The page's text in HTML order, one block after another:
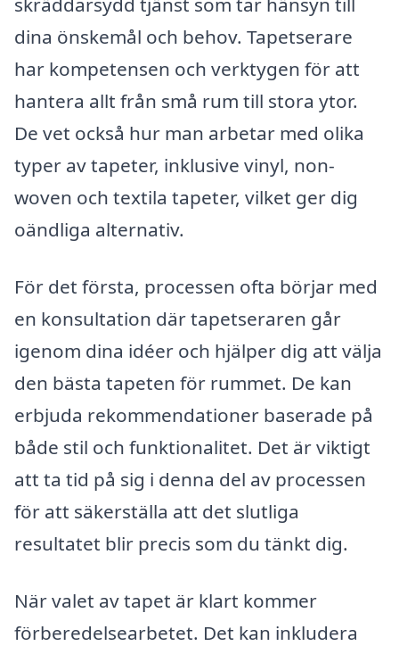
dina önskemål och behov. Tapetserare
har kompetensen och verktygen för att
hantera allt från små rum till stora ytor.
De vet också hur man arbetar med olika
typer av tapeter, inklusive vinyl, non-
woven och textila tapeter, vilket ger dig
oändliga alternativ.
För det första, processen ofta börjar med
en konsultation där tapetseraren går
igenom dina idéer och hjälper dig att välja
den bästa tapeten för rummet. De kan
erbjuda rekommendationer baserade på
både stil och funktionalitet. Det är viktigt
att ta tid på sig i denna del av processen
för att säkerställa att det slutliga
resultatet blir precis som du tänkt dig.
När valet av tapet är klart kommer
förberedelsearbetet. Det kan inkludera